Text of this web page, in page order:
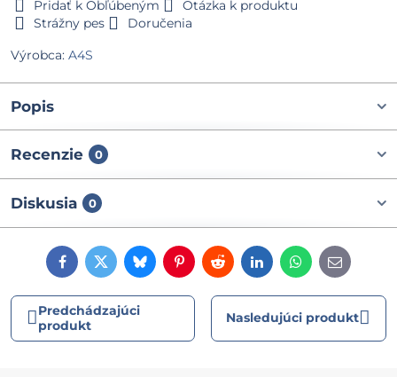
Pridať k Obľúbeným
Otázka k produktu
Strážny pes
Doručenia
Výrobca: A4S
Popis
Recenzie 0
Diskusia 0
FacebookTwitterBlueskyPinterestRedditLinkedInWhatsApp
E-
mail
Predchádzajúci
produkt
Nasledujúci produkt